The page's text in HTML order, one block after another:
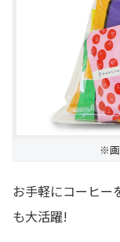
※画
お手軽にコーヒー
も大活躍!